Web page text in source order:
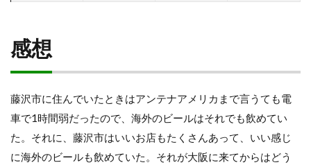
感想
藤沢市に住んでいたときはアンテナアメリカまで言うても電
車で1時間弱だったので、海外のビールはそれでも飲めてい
た。それに、藤沢市はいいお店もたくさんあって、いい感じ
に海外のビールも飲めていた。それが大阪に来てからはどう